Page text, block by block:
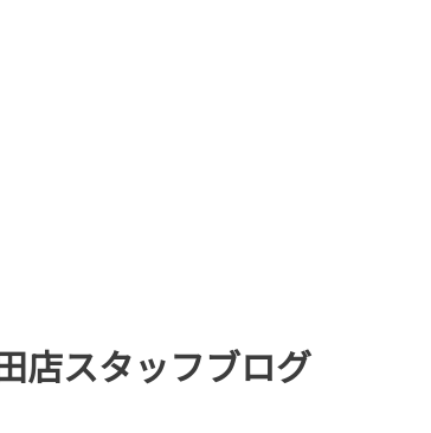
店スタッフブログ